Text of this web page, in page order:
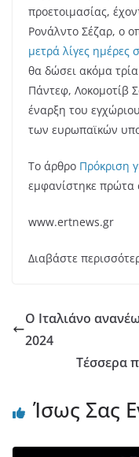
προετοιμασίας,
Ρονάλντο Σέζαρ, ο
μετρά λίγες ημέρες
θα δώσει ακόμα
Πάντεφ, Λοκομοτίβ
έναρξη του
των ευρωπαϊκών
Το άρθρο Πρόκριση
εμφανίστηκε πρώτα
www.ertnews.gr
Διαβάστε
Ο Ιταλιάνο
2024
Τέσσερα
Ίσως Σας